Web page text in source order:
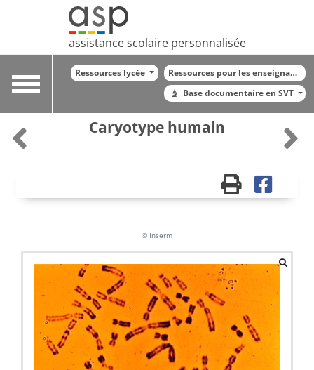
assistance scolaire personnalisée
Toggle
Ressources lycée
Ressources pour les enseignants
Base documentaire en SVT
Caryotype humain
© Inserm